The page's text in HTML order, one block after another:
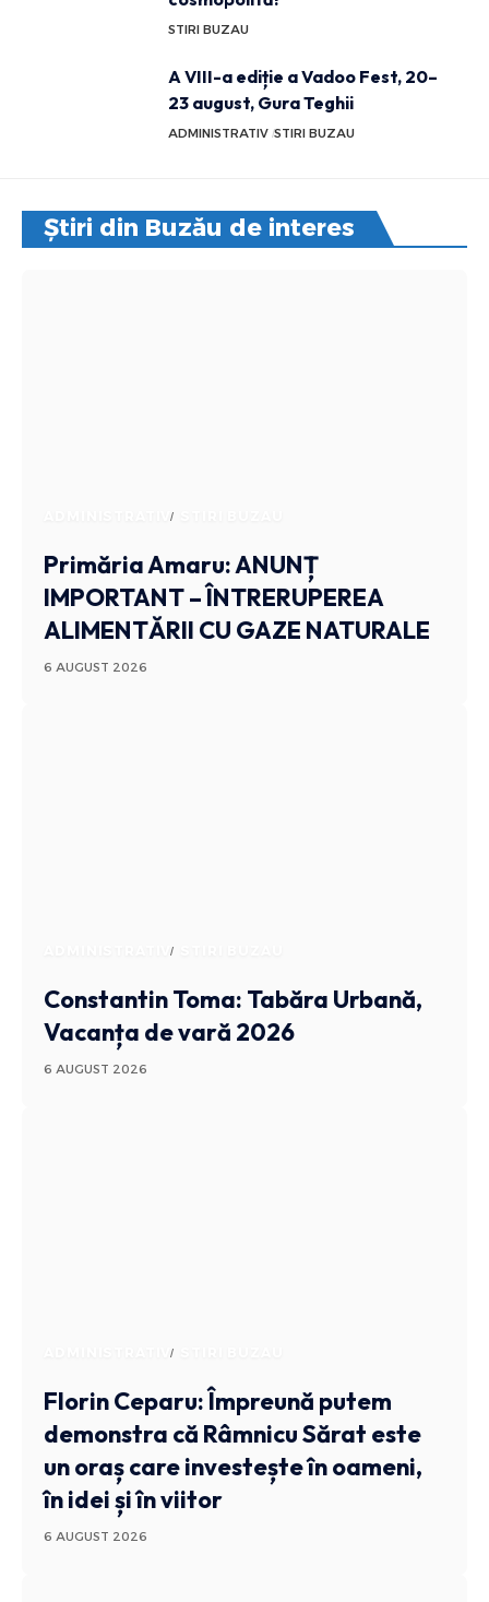
STIRI BUZAU
A VIII-a ediție a Vadoo Fest, 20–
23 august, Gura Teghii
ADMINISTRATIV STIRI BUZAU
Știri din Buzău de interes
ADMINISTRATIV
Primăria Amaru: ANUNȚ
IMPORTANT – ÎNTRERUPEREA
ALIMENTĂRII CU GAZE NATURALE
6 AUGUST 2026
ADMINISTRATIV
Constantin Toma: Tabăra Urbană,
Vacanța de vară 2026
6 AUGUST 2026
ADMINISTRATIV
Florin Ceparu: Împreună putem
demonstra că Râmnicu Sărat este
un oraș care investește în oameni,
în idei și în viitor
6 AUGUST 2026